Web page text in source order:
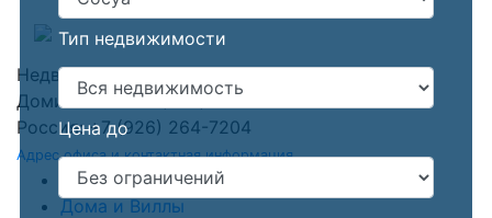
Недвижимость в Доминикане
Доминикана: +1 (809) 903-3000
Россия: +7 (926) 264-7204
Адрес офиса и контактная информация
Квартиры
Дома и Виллы
Тип недвижимости
Цена до